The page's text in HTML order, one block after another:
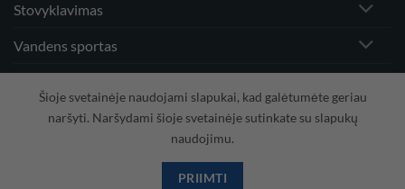
Stovyklavimas
Vandens sportas
PayPal
Copyright 2026 ©Hidrodinamika
Šioje svetainėje naudojami slapukai, kad galėtumėte geriau
naršyti. Naršydami šioje svetainėje sutinkate su slapukų
naudojimu.
PRIIMTI